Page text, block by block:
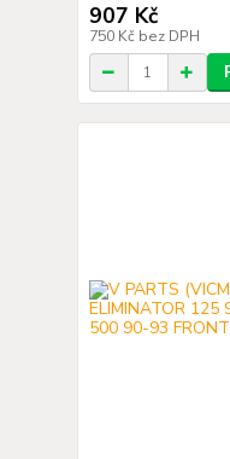
907 Kč
750 Kč bez DPH